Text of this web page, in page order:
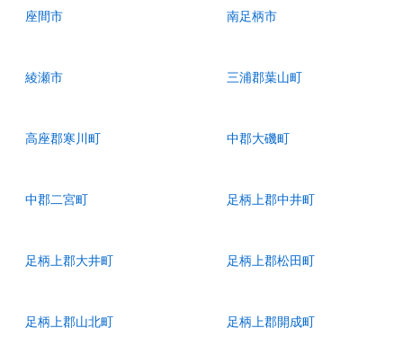
座間市 南足柄市
綾瀬市 三浦郡葉山町
高座郡寒川町 中郡大磯町
中郡二宮町 足柄上郡中井町
足柄上郡大井町 足柄上郡松田町
足柄上郡山北町 足柄上郡開成町